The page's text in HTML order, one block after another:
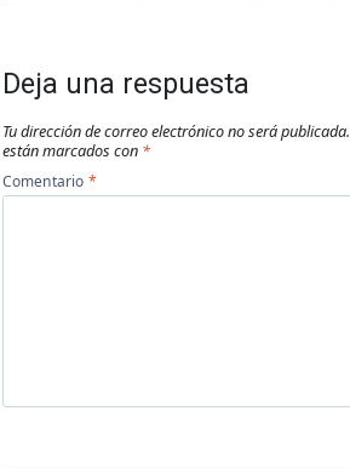
Deja una respuesta
Tu dirección de correo electrónico no será publicada.
están marcados con *
Comentario *